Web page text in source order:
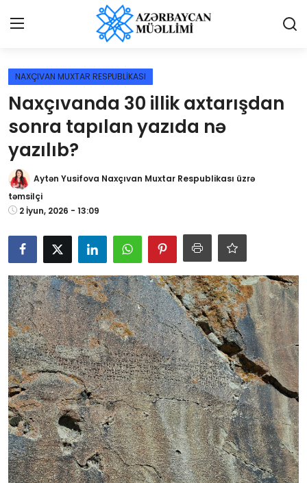
Giriş Qeydiyyat
Qəzetə elan ver
Haqqımızda
Reklam və elan
Biz kimik?
Bütün xəbərlər
Gündəlik
Rəsmi
Təhsil
Müsahibə
Elm və innovasiya
Təhlil
NAXÇIVAN MUXTAR RESPUBLİKASI
Naxçıvanda 30 illik axtarışdan
sonra tapılan yazıda nə
yazılıb?
Aytən Yusifova Naxçıvan Muxtar Respublikası üzrə
təmsilçi
2 İyun, 2026 - 13:09